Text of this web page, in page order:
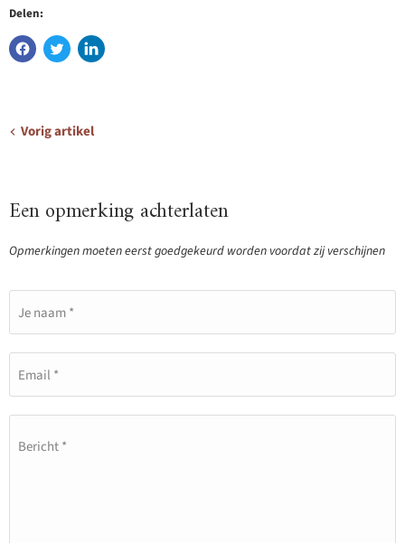
Delen:
Vorig artikel
Een opmerking achterlaten
Opmerkingen moeten eerst goedgekeurd worden voordat zij verschijnen
Je naam *
Email *
Bericht *